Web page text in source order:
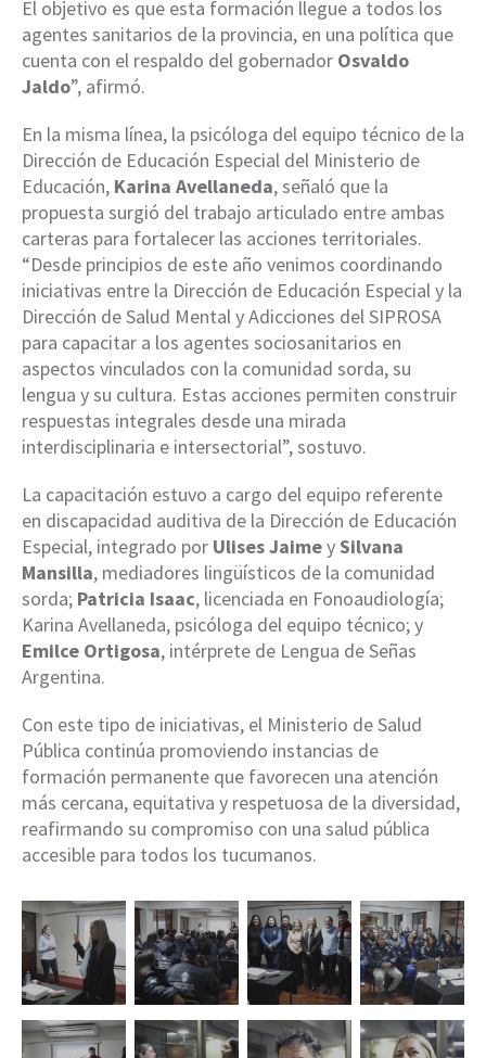
El objetivo es que esta formación llegue a todos los
agentes sanitarios de la provincia, en una política que
cuenta con el respaldo del gobernador Osvaldo
Jaldo”, afirmó.
En la misma línea, la psicóloga del equipo técnico de la
Dirección de Educación Especial del Ministerio de
Educación, Karina Avellaneda, señaló que la
propuesta surgió del trabajo articulado entre ambas
carteras para fortalecer las acciones territoriales.
“Desde principios de este año venimos coordinando
iniciativas entre la Dirección de Educación Especial y la
Dirección de Salud Mental y Adicciones del SIPROSA
para capacitar a los agentes sociosanitarios en
aspectos vinculados con la comunidad sorda, su
lengua y su cultura. Estas acciones permiten construir
respuestas integrales desde una mirada
interdisciplinaria e intersectorial”, sostuvo.
La capacitación estuvo a cargo del equipo referente
en discapacidad auditiva de la Dirección de Educación
Especial, integrado por Ulises JaimeySilvana
Mansilla, mediadores lingüísticos de la comunidad
sorda; Patricia Isaac, licenciada en Fonoaudiología;
Karina Avellaneda, psicóloga del equipo técnico; y
Emilce Ortigosa, intérprete de Lengua de Señas
Argentina.
Con este tipo de iniciativas, el Ministerio de Salud
Pública continúa promoviendo instancias de
formación permanente que favorecen una atención
más cercana, equitativa y respetuosa de la diversidad,
reafirmando su compromiso con una salud pública
accesible para todos los tucumanos.